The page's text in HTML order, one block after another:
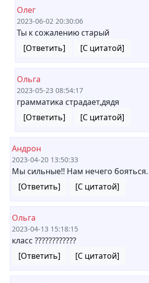
Олег
2023-06-02 20:30:06
Ты к сожалению старый
[Ответить]
[С цитатой]
Ольга
2023-05-23 08:54:17
грамматика страдает,дядя
[Ответить]
[С цитатой]
Андрон
2023-04-20 13:50:33
Мы сильные!! Нам нечего бояться.
[Ответить]
[С цитатой]
Ольга
2023-04-13 15:18:15
класс ????????????
[Ответить]
[С цитатой]